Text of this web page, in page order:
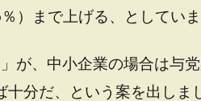
）まで上げる、としていま
が、中小企業の場合は与
分だ、という案を出しま